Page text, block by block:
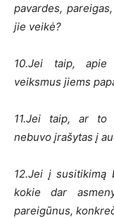
pavardes,
jie veikė?
10.Jei taip, apie
veiksmus jiems
11.Jei taip, ar to
nebuvo įrašytas į
12.Jei į
kokie dar
pareigūnus,